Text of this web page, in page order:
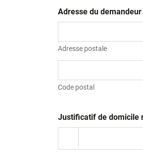
Adresse du demandeur
Adresse postale
Code postal
Justificatif de domicile